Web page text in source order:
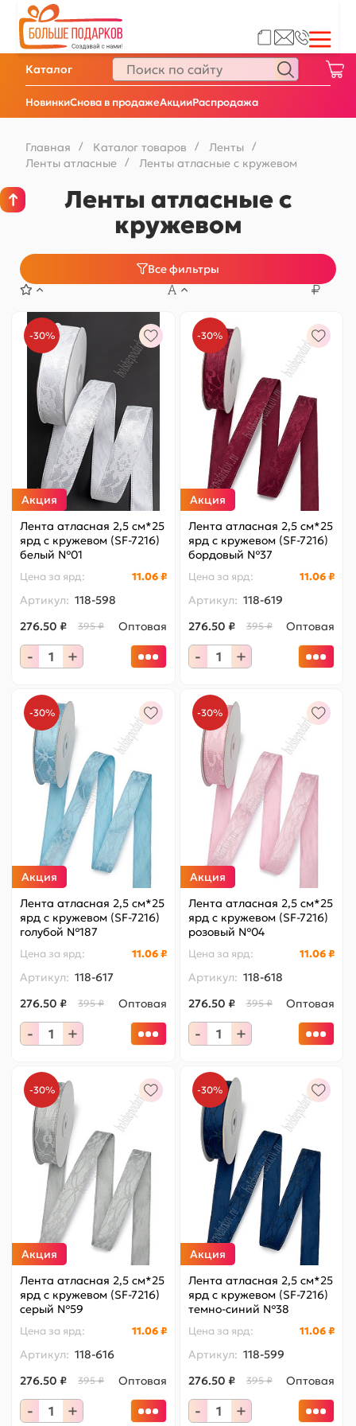
НовинкиСнова в продажеАкцииРаспродажа
Каталог
Главная / Каталог товаров / Ленты /
Ленты атласные / Ленты атласные с кружевом
Ленты атласные с
кружевом
Все фильтры
-30%
Акция
Лента атласная 2,5 см*25
ярд с кружевом (SF-7216)
белый №01
Цена за ярд: 11.06 ₽
Артикул: 118-598
276.50 ₽
395 ₽ Оптовая
- +
-30%
Акция
Лента атласная 2,5 см*25
ярд с кружевом (SF-7216)
бордовый №37
Цена за ярд: 11.06 ₽
Артикул: 118-619
276.50 ₽
395 ₽ Оптовая
- +
-30%
Акция
Лента атласная 2,5 см*25
ярд с кружевом (SF-7216)
голубой №187
Цена за ярд: 11.06 ₽
Артикул: 118-617
276.50 ₽
395 ₽ Оптовая
- +
-30%
Акция
Лента атласная 2,5 см*25
ярд с кружевом (SF-7216)
розовый №04
Цена за ярд: 11.06 ₽
Артикул: 118-618
276.50 ₽
395 ₽ Оптовая
- +
-30%
Акция
Лента атласная 2,5 см*25
ярд с кружевом (SF-7216)
серый №59
Цена за ярд: 11.06 ₽
Артикул: 118-616
276.50 ₽
395 ₽ Оптовая
- +
-30%
Акция
Лента атласная 2,5 см*25
ярд с кружевом (SF-7216)
темно-синий №38
Цена за ярд: 11.06 ₽
Артикул: 118-599
276.50 ₽
395 ₽ Оптовая
- +